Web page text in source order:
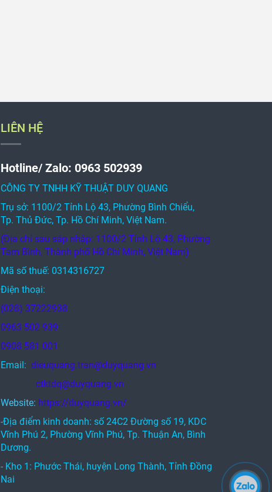
LIÊN HỆ
Hotline/ Zalo: 0963 502939
CÔNG TY TNHH KỸ THUẬT DUY QUANG
Trụ sở: 1100/2 Tỉnh Lộ 43, Phường Bình Chiểu,
Tp. Thủ Đức, Tp. Hồ Chí Minh, Việt Nam.
(Địa chỉ sau sáp nhập: 1100/2 Tỉnh Lộ 43, Phường
Tam Bình, Thành phố Hồ Chí Minh, Việt Nam)
Mã số thuế: 0314316727
Điện thoại:
(028) 37222938
0963 502 939
0908 581 001
Email: dieuquang.tran@duyquang.vn
ctktdq@duyquang.vn
Website: https://duyquang.vn/
-Địa điểm kinh doanh: số 24C2 Đường số 19, KDC
Vĩnh Phú 2, Phường Vĩnh Phú, Tp. Thuận An, Bình
Dương.
- Kho 1: Phước Thái, huyện Long Thành, Tỉnh Đồng
Nai